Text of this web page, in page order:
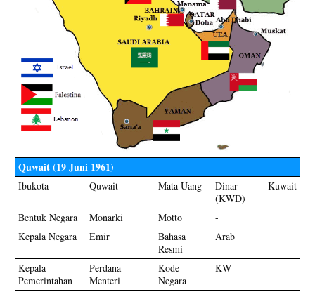
Quwait (19 Juni 1961)
Ibukota Quwait Mata Uang
Dinar Kuwait
(KWD)
Bentuk Negara
Monarki Motto
-
Kepala Negara
Emir
Bahasa
Resmi
Arab
Kepala
Pemerintahan
Perdana
Menteri
Kode
Negara
KW